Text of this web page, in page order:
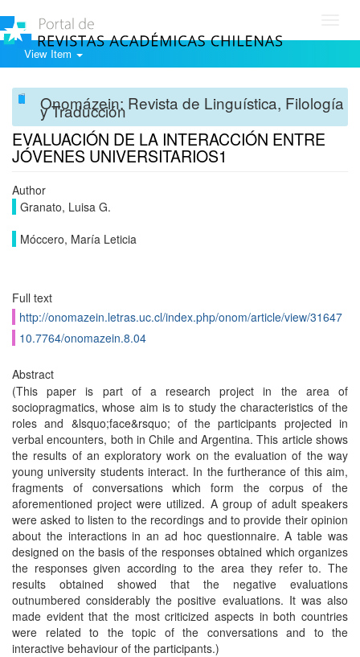
View Item
Onomázein: Revista de Linguística, Filología
y Traducción
EVALUACIÓN DE LA INTERACCIÓN ENTRE
JÓVENES UNIVERSITARIOS1
Author
Granato, Luisa G.
Móccero, María Leticia
Full text
http://onomazein.letras.uc.cl/index.php/onom/article/view/31647
10.7764/onomazein.8.04
Abstract
(This paper is part of a research project in the area of
sociopragmatics, whose aim is to study the characteristics of the
roles and &lsquo;face&rsquo; of the participants projected in
verbal encounters, both in Chile and Argentina. This article shows
the results of an exploratory work on the evaluation of the way
young university students interact. In the furtherance of this aim,
fragments of conversations which form the corpus of the
aforementioned project were utilized. A group of adult speakers
were asked to listen to the recordings and to provide their opinion
about the interactions in an ad hoc questionnaire. A table was
designed on the basis of the responses obtained which organizes
the responses given according to the area they refer to. The
results obtained showed that the negative evaluations
outnumbered considerably the positive evaluations. It was also
made evident that the most criticized aspects in both countries
were related to the topic of the conversations and to the
interactive behaviour of the participants.)